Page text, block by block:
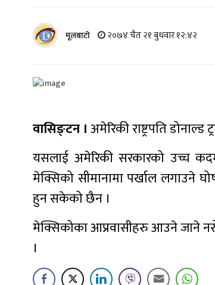
मूलबाटाे २०७४ चैत २१ बुधवार १२:४२
वासिङ्टन ।अमेरिकी राष्ट्रपति
यसलाई अमेरिकी सरकारको उच्च कदम
मेक्सिको सीमानामा पर्खाल लगाउने
हुन सकेको छैन ।
मेक्सिकोका आप्रवासीहरु आउने जाने
।